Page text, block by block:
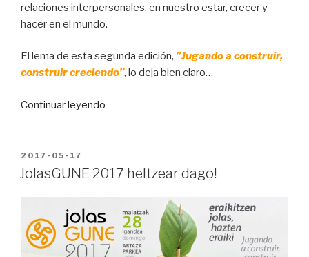
relaciones interpersonales, en nuestro estar, crecer y
hacer en el mundo.
El lema de esta segunda edición, ”Jugando a construir,
construir creciendo”, lo deja bien claro…
Continuar leyendo
puntito
PUBLICADO
EN
2017-05-17
JolasGUNE 2017 heltzear dago!